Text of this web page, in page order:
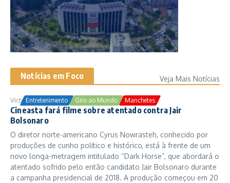
Notícias em Foco Veja Mais Notícias
Entretenimento Giro ao Mundo Manchetes
Victor Samuel 24/10/2025
Cineasta fará filme sobre atentado contra Jair
Bolsonaro
O diretor norte-americano Cyrus Nowrasteh, conhecido por
produções de cunho político e histórico, está à frente de um
novo longa-metragem intitulado “Dark Horse”, que abordará o
atentado sofrido pelo então candidato Jair Bolsonaro durante
a campanha presidencial de 2018. A produção começou em 20